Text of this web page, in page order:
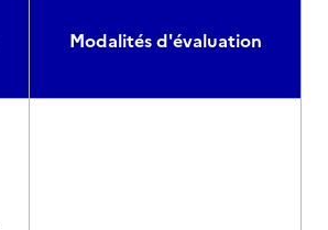
Modalités d'évaluation